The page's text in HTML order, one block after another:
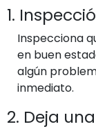
1.
Inspecciona
en buen
algún
inmediato.
2. Deja